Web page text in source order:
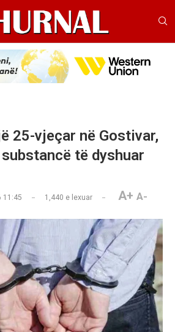
25-vjeçar në Gostivar,
të dyshuar
11:45 1,440 e lexuar A+ A-